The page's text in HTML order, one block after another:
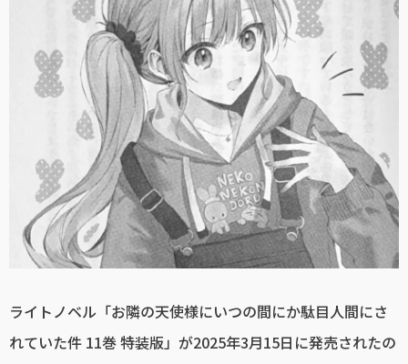
ライトノベル「お隣の天使様にいつの間にか駄目人間にさ
れていた件 11巻 特装版」が2025年3月15日に発売されたの